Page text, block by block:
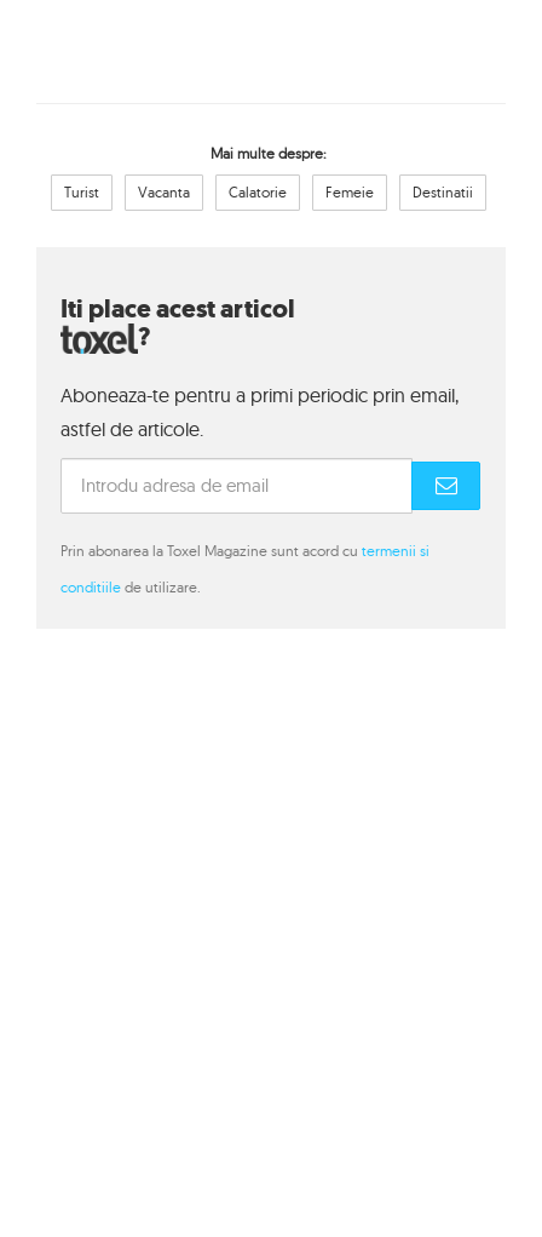
Mai multe despre:
Turist Vacanta Calatorie Femeie Destinatii
Iti place acest articol
?
Aboneaza-te pentru a primi periodic prin email,
astfel de articole.
Prin abonarea la Toxel Magazine sunt acord cu termenii si
conditiile de utilizare.